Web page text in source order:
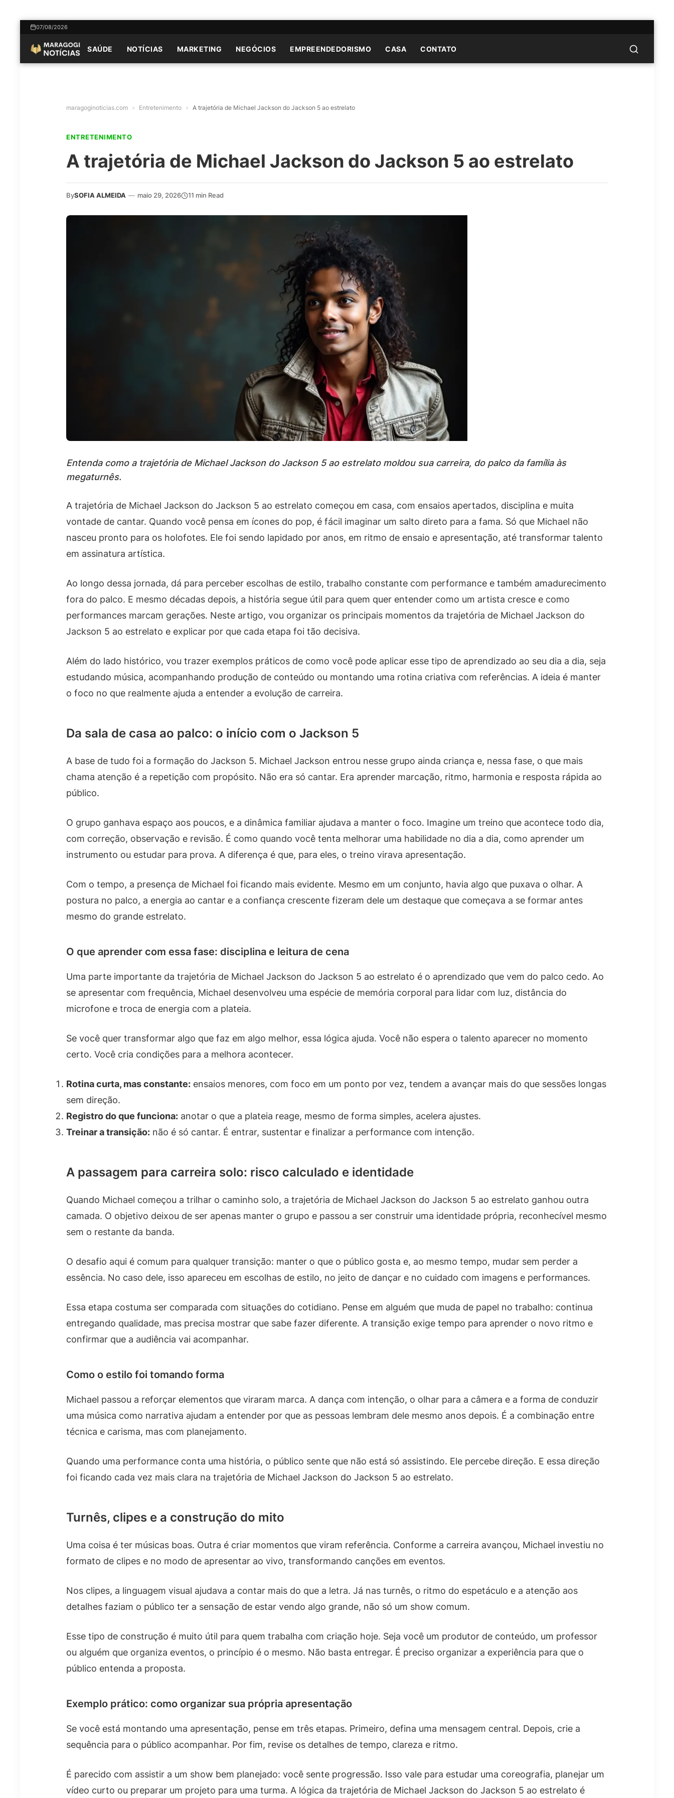
07/08/2026
SAÚDE NOTÍCIAS MARKETING NEGÓCIOS EMPREENDEDORISMO CASA CONTATO
maragoginoticias.com » Entretenimento » A trajetória de Michael Jackson do Jackson 5 ao estrelato
ENTRETENIMENTO
A trajetória de Michael Jackson do Jackson 5 ao estrelato
BySOFIA ALMEIDA — maio 29, 2026 11 min Read
Entenda como a trajetória de Michael Jackson do Jackson 5 ao estrelato moldou sua carreira, do palco da família às
megaturnês.
A trajetória de Michael Jackson do Jackson 5 ao estrelato começou em casa, com ensaios apertados, disciplina e muita
vontade de cantar. Quando você pensa em ícones do pop, é fácil imaginar um salto direto para a fama. Só que Michael não
nasceu pronto para os holofotes. Ele foi sendo lapidado por anos, em ritmo de ensaio e apresentação, até transformar talento
em assinatura artística.
Ao longo dessa jornada, dá para perceber escolhas de estilo, trabalho constante com performance e também amadurecimento
fora do palco. E mesmo décadas depois, a história segue útil para quem quer entender como um artista cresce e como
performances marcam gerações. Neste artigo, vou organizar os principais momentos da trajetória de Michael Jackson do
Jackson 5 ao estrelato e explicar por que cada etapa foi tão decisiva.
Além do lado histórico, vou trazer exemplos práticos de como você pode aplicar esse tipo de aprendizado ao seu dia a dia, seja
estudando música, acompanhando produção de conteúdo ou montando uma rotina criativa com referências. A ideia é manter
o foco no que realmente ajuda a entender a evolução de carreira.
Da sala de casa ao palco: o início com o Jackson 5
A base de tudo foi a formação do Jackson 5. Michael Jackson entrou nesse grupo ainda criança e, nessa fase, o que mais
chama atenção é a repetição com propósito. Não era só cantar. Era aprender marcação, ritmo, harmonia e resposta rápida ao
público.
O grupo ganhava espaço aos poucos, e a dinâmica familiar ajudava a manter o foco. Imagine um treino que acontece todo dia,
com correção, observação e revisão. É como quando você tenta melhorar uma habilidade no dia a dia, como aprender um
instrumento ou estudar para prova. A diferença é que, para eles, o treino virava apresentação.
Com o tempo, a presença de Michael foi ficando mais evidente. Mesmo em um conjunto, havia algo que puxava o olhar. A
postura no palco, a energia ao cantar e a confiança crescente fizeram dele um destaque que começava a se formar antes
mesmo do grande estrelato.
O que aprender com essa fase: disciplina e leitura de cena
Uma parte importante da trajetória de Michael Jackson do Jackson 5 ao estrelato é o aprendizado que vem do palco cedo. Ao
se apresentar com frequência, Michael desenvolveu uma espécie de memória corporal para lidar com luz, distância do
microfone e troca de energia com a plateia.
Se você quer transformar algo que faz em algo melhor, essa lógica ajuda. Você não espera o talento aparecer no momento
certo. Você cria condições para a melhora acontecer.
Rotina curta, mas constante: ensaios menores, com foco em um ponto por vez, tendem a avançar mais do que sessões longas
sem direção.
Registro do que funciona: anotar o que a plateia reage, mesmo de forma simples, acelera ajustes.
Treinar a transição: não é só cantar. É entrar, sustentar e finalizar a performance com intenção.
A passagem para carreira solo: risco calculado e identidade
Quando Michael começou a trilhar o caminho solo, a trajetória de Michael Jackson do Jackson 5 ao estrelato ganhou outra
camada. O objetivo deixou de ser apenas manter o grupo e passou a ser construir uma identidade própria, reconhecível mesmo
sem o restante da banda.
O desafio aqui é comum para qualquer transição: manter o que o público gosta e, ao mesmo tempo, mudar sem perder a
essência. No caso dele, isso apareceu em escolhas de estilo, no jeito de dançar e no cuidado com imagens e performances.
Essa etapa costuma ser comparada com situações do cotidiano. Pense em alguém que muda de papel no trabalho: continua
entregando qualidade, mas precisa mostrar que sabe fazer diferente. A transição exige tempo para aprender o novo ritmo e
confirmar que a audiência vai acompanhar.
Como o estilo foi tomando forma
Michael passou a reforçar elementos que viraram marca. A dança com intenção, o olhar para a câmera e a forma de conduzir
uma música como narrativa ajudam a entender por que as pessoas lembram dele mesmo anos depois. É a combinação entre
técnica e carisma, mas com planejamento.
Quando uma performance conta uma história, o público sente que não está só assistindo. Ele percebe direção. E essa direção
foi ficando cada vez mais clara na trajetória de Michael Jackson do Jackson 5 ao estrelato.
Turnês, clipes e a construção do mito
Uma coisa é ter músicas boas. Outra é criar momentos que viram referência. Conforme a carreira avançou, Michael investiu no
formato de clipes e no modo de apresentar ao vivo, transformando canções em eventos.
Nos clipes, a linguagem visual ajudava a contar mais do que a letra. Já nas turnês, o ritmo do espetáculo e a atenção aos
detalhes faziam o público ter a sensação de estar vendo algo grande, não só um show comum.
Esse tipo de construção é muito útil para quem trabalha com criação hoje. Seja você um produtor de conteúdo, um professor
ou alguém que organiza eventos, o princípio é o mesmo. Não basta entregar. É preciso organizar a experiência para que o
público entenda a proposta.
Exemplo prático: como organizar sua própria apresentação
Se você está montando uma apresentação, pense em três etapas. Primeiro, defina uma mensagem central. Depois, crie a
sequência para o público acompanhar. Por fim, revise os detalhes de tempo, clareza e ritmo.
É parecido com assistir a um show bem planejado: você sente progressão. Isso vale para estudar uma coreografia, planejar um
vídeo curto ou preparar um projeto para uma turma. A lógica da trajetória de Michael Jackson do Jackson 5 ao estrelato é